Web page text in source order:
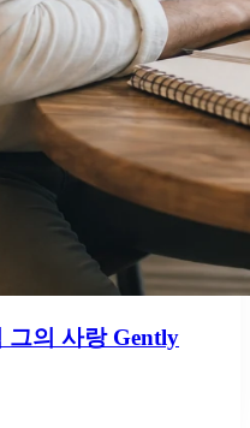
그의 사랑 Gently